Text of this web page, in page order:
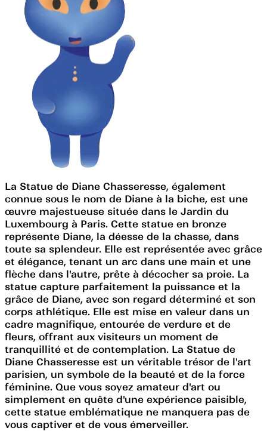
La Statue de Diane Chasseresse, également
connue sous le nom de Diane à la biche, est une
œuvre majestueuse située dans le Jardin du
Luxembourg à Paris. Cette statue en bronze
représente Diane, la déesse de la chasse, dans
toute sa splendeur. Elle est représentée avec grâce
et élégance, tenant un arc dans une main et une
flèche dans l'autre, prête à décocher sa proie. La
statue capture parfaitement la puissance et la
grâce de Diane, avec son regard déterminé et son
corps athlétique. Elle est mise en valeur dans un
cadre magnifique, entourée de verdure et de
fleurs, offrant aux visiteurs un moment de
tranquillité et de contemplation. La Statue de
Diane Chasseresse est un véritable trésor de l'art
parisien, un symbole de la beauté et de la force
féminine. Que vous soyez amateur d'art ou
simplement en quête d'une expérience paisible,
cette statue emblématique ne manquera pas de
vous captiver et de vous émerveiller.